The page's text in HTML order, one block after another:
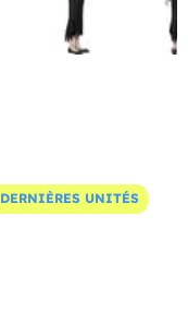
DERNIÈRES UNITÉS